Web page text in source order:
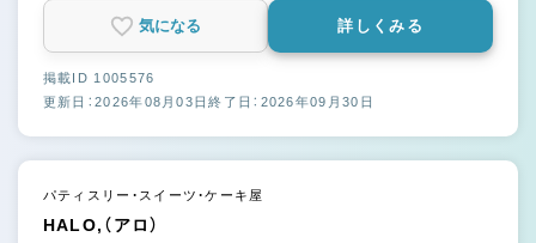
気になる 詳しくみる
掲載ID 1005576
更新日：2026年08月03日終了日：2026年09月30日
パティスリー・スイーツ・ケーキ屋
HALO,（アロ）